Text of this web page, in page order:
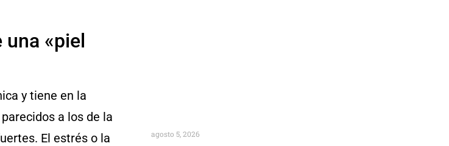
una «piel
y tiene en la
a los de la
El estrés o la
agosto 5, 2026